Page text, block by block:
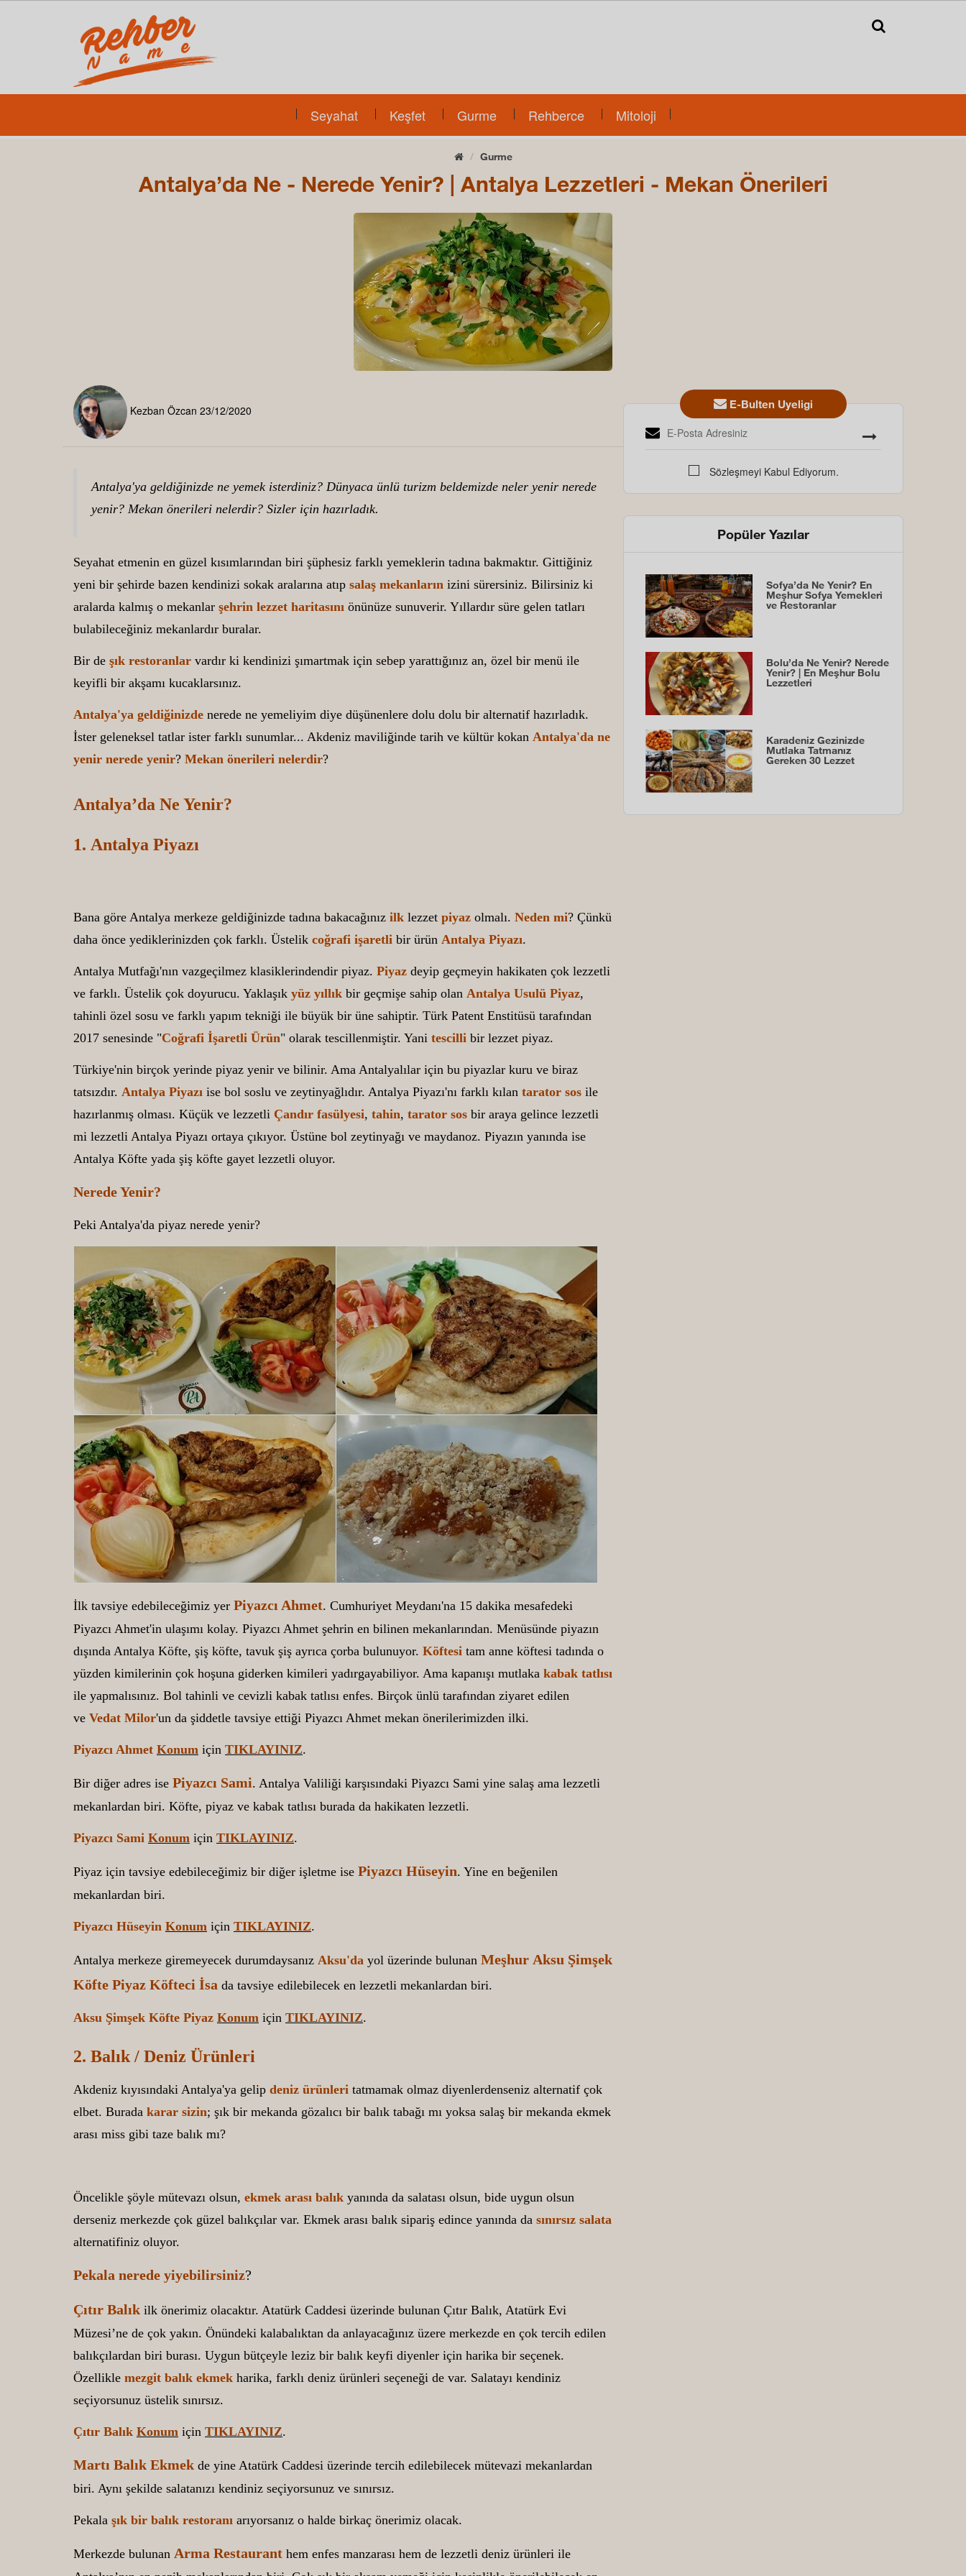
Seyahat Keşfet Gurme Rehberce Mitoloji
Gurme
Antalya’da Ne - Nerede Yenir? | Antalya Lezzetleri - Mekan Önerileri
Kezban Özcan 23/12/2020
Antalya'ya geldiğinizde ne yemek isterdiniz? Dünyaca ünlü turizm beldemizde neler yenir nerede
yenir? Mekan önerileri nelerdir? Sizler için hazırladık.
Seyahat etmenin en güzel kısımlarından biri şüphesiz farklı yemeklerin tadına bakmaktır. Gittiğiniz
yeni bir şehirde bazen kendinizi sokak aralarına atıp salaş mekanların izini sürersiniz. Bilirsiniz ki
aralarda kalmış o mekanlar şehrin lezzet haritasını önünüze sunuverir. Yıllardır süre gelen tatları
bulabileceğiniz mekanlardır buralar.
Bir de şık restoranlar vardır ki kendinizi şımartmak için sebep yarattığınız an, özel bir menü ile
keyifli bir akşamı kucaklarsınız.
Antalya'ya geldiğinizde nerede ne yemeliyim diye düşünenlere dolu dolu bir alternatif hazırladık.
İster geleneksel tatlar ister farklı sunumlar... Akdeniz maviliğinde tarih ve kültür kokan Antalya'da ne
yenir nerede yenir? Mekan önerileri nelerdir?
Antalya’da Ne Yenir?
1. Antalya Piyazı
Bana göre Antalya merkeze geldiğinizde tadına bakacağınız ilk lezzet piyaz olmalı. Neden mi? Çünkü
daha önce yediklerinizden çok farklı. Üstelik coğrafi işaretli bir ürün Antalya Piyazı.
Antalya Mutfağı'nın vazgeçilmez klasiklerindendir piyaz. Piyaz deyip geçmeyin hakikaten çok lezzetli
ve farklı. Üstelik çok doyurucu. Yaklaşık yüz yıllık bir geçmişe sahip olan Antalya Usulü Piyaz,
tahinli özel sosu ve farklı yapım tekniği ile büyük bir üne sahiptir. Türk Patent Enstitüsü tarafından
2017 senesinde "Coğrafi İşaretli Ürün" olarak tescillenmiştir. Yani tescilli bir lezzet piyaz.
Türkiye'nin birçok yerinde piyaz yenir ve bilinir. Ama Antalyalılar için bu piyazlar kuru ve biraz
tatsızdır. Antalya Piyazı ise bol soslu ve zeytinyağlıdır. Antalya Piyazı'nı farklı kılan tarator sos ile
hazırlanmış olması. Küçük ve lezzetli Çandır fasülyesi, tahin, tarator sos bir araya gelince lezzetli
mi lezzetli Antalya Piyazı ortaya çıkıyor. Üstüne bol zeytinyağı ve maydanoz. Piyazın yanında ise
Antalya Köfte yada şiş köfte gayet lezzetli oluyor.
Nerede Yenir?
Peki Antalya'da piyaz nerede yenir?
İlk tavsiye edebileceğimiz yer Piyazcı Ahmet. Cumhuriyet Meydanı'na 15 dakika mesafedeki
Piyazcı Ahmet'in ulaşımı kolay. Piyazcı Ahmet şehrin en bilinen mekanlarından. Menüsünde piyazın
dışında Antalya Köfte, şiş köfte, tavuk şiş ayrıca çorba bulunuyor. Köftesi tam anne köftesi tadında o
yüzden kimilerinin çok hoşuna giderken kimileri yadırgayabiliyor. Ama kapanışı mutlaka kabak tatlısı
ile yapmalısınız. Bol tahinli ve cevizli kabak tatlısı enfes. Birçok ünlü tarafından ziyaret edilen
ve Vedat Milor'un da şiddetle tavsiye ettiği Piyazcı Ahmet mekan önerilerimizden ilki.
Piyazcı Ahmet Konum için TIKLAYINIZ.
Bir diğer adres ise Piyazcı Sami. Antalya Valiliği karşısındaki Piyazcı Sami yine salaş ama lezzetli
mekanlardan biri. Köfte, piyaz ve kabak tatlısı burada da hakikaten lezzetli.
Piyazcı Sami Konum için TIKLAYINIZ.
Piyaz için tavsiye edebileceğimiz bir diğer işletme ise Piyazcı Hüseyin. Yine en beğenilen
mekanlardan biri.
Piyazcı Hüseyin Konum için TIKLAYINIZ.
Antalya merkeze giremeyecek durumdaysanız Aksu'da yol üzerinde bulunan Meşhur Aksu Şimşek
Köfte Piyaz Köfteci İsa da tavsiye edilebilecek en lezzetli mekanlardan biri.
Aksu Şimşek Köfte Piyaz Konum için TIKLAYINIZ.
2. Balık / Deniz Ürünleri
Akdeniz kıyısındaki Antalya'ya gelip deniz ürünleri tatmamak olmaz diyenlerdenseniz alternatif çok
elbet. Burada karar sizin; şık bir mekanda gözalıcı bir balık tabağı mı yoksa salaş bir mekanda ekmek
arası miss gibi taze balık mı?
Öncelikle şöyle mütevazı olsun, ekmek arası balık yanında da salatası olsun, bide uygun olsun
derseniz merkezde çok güzel balıkçılar var. Ekmek arası balık sipariş edince yanında da sınırsız salata
alternatifiniz oluyor.
Pekala nerede yiyebilirsiniz?
Çıtır Balık ilk önerimiz olacaktır. Atatürk Caddesi üzerinde bulunan Çıtır Balık, Atatürk Evi
Müzesi’ne de çok yakın. Önündeki kalabalıktan da anlayacağınız üzere merkezde en çok tercih edilen
balıkçılardan biri burası. Uygun bütçeyle leziz bir balık keyfi diyenler için harika bir seçenek.
Özellikle mezgit balık ekmek harika, farklı deniz ürünleri seçeneği de var. Salatayı kendiniz
seçiyorsunuz üstelik sınırsız.
Çıtır Balık Konum için TIKLAYINIZ.
Martı Balık Ekmek de yine Atatürk Caddesi üzerinde tercih edilebilecek mütevazi mekanlardan
biri. Aynı şekilde salatanızı kendiniz seçiyorsunuz ve sınırsız.
Pekala şık bir balık restoranı arıyorsanız o halde birkaç önerimiz olacak.
Merkezde bulunan Arma Restaurant hem enfes manzarası hem de lezzetli deniz ürünleri ile
E-Bulten Uyeligi
Sözleşmeyi Kabul Ediyorum.
Popüler Yazılar
Sofya’da Ne Yenir? En
Meşhur Sofya Yemekleri
ve Restoranlar
Bolu’da Ne Yenir? Nerede
Yenir? | En Meşhur Bolu
Lezzetleri
Karadeniz Gezinizde
Mutlaka Tatmanız
Gereken 30 Lezzet
İlk Öğrenen Siz Olun !!
REHBERNAME.COM'un özenle seçilmiş Tarihi ve Turistik içeriğini
haftalık olarak takip etmek için e-bültenimize üye olun e-bültenimize üye
olun.
Sözleşmeyi Kabul Ediyorum.